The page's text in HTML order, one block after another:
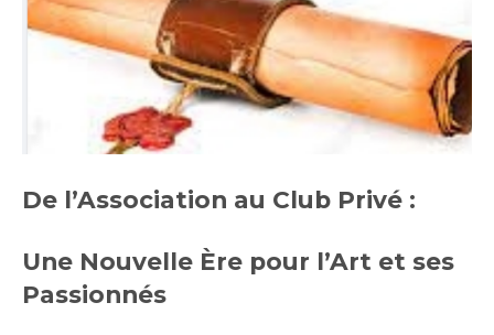
De l’Association au Club Privé :
Une Nouvelle Ère pour l’Art et ses
Passionnés